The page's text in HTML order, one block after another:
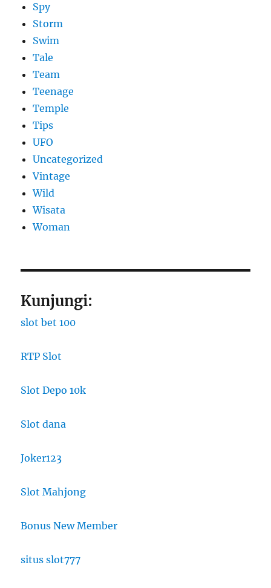
Spy
Storm
Swim
Tale
Team
Teenage
Temple
Tips
UFO
Uncategorized
Vintage
Wild
Wisata
Woman
Kunjungi:
slot bet 100
RTP Slot
Slot Depo 10k
Slot dana
Joker123
Slot Mahjong
Bonus New Member
situs slot777